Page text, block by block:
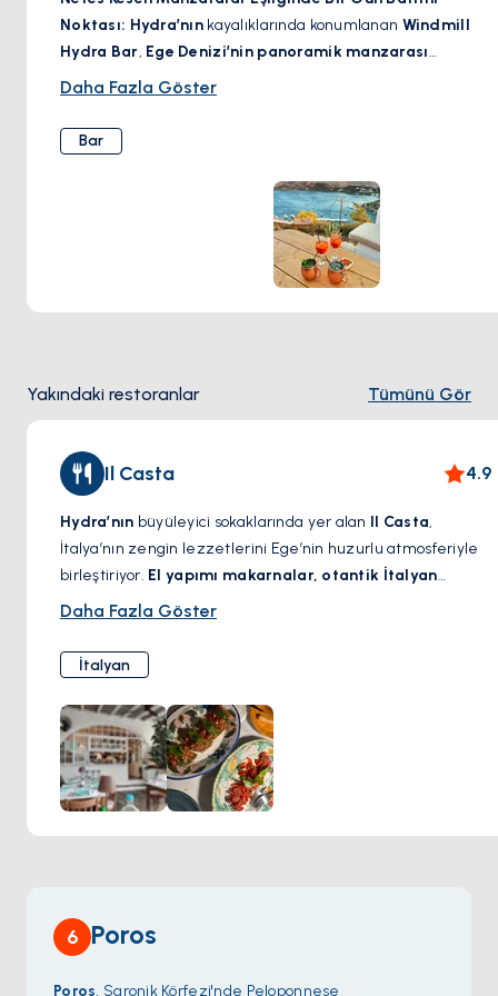
Noktası: Hydra’nın kayalıklarında konumlanan Windmill
Hydra Bar, Ege Denizi’nin panoramik manzarası
eşliğinde keyifli bir mola
kokteyller, seçkin şaraplar ve ferahlatıcı içeceklerle
gün batımını izlemek için mükemmel bir adres.
Windmill Hydra Bar, Hydra’da
unutulmaz bir akşam geçirmek isteyenler için mutlaka
ziyaret edilmesi gereken özel bir mekân.
Daha Fazla Göster
Bar
Yakındaki restoranlar Tümünü Gör
Il Casta 4.9
Hydra’nın büyüleyici sokaklarında yer alan Il Casta,
İtalya’nın zengin lezzetlerini Ege’nin huzurlu atmosferiyle
birleştiriyor. El yapımı makarnalar, otantik İtalyan
yemekleri ve özenle seçilmiş şaraplarıyla
malzemelerle hazırlanan yemekleri
tariflerini Akdeniz esintileriyle harmanlıyor.
risotto, mükemmel pişirilmiş deniz ürünleri veya nefis
bir tiramisudeneyimlemek isteyenler için
Hydra’daki en özel adreslerden biri.
Daha Fazla Göster
İtalyan
6 Poros
Poros, Saronik Körfezi'nde Peloponnese